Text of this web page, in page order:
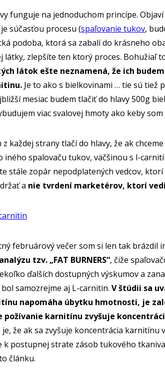
funguje na jednoduchom princípe.
súčasťou procesu (spaľovanie tukov,
podoba, ktorá sa zabalí do krásneho
látky, zlepšíte ten ktorý proces. Bohužiaľ
látok ešte neznamená, že ich
Je to ako s bielkovinami … tie sú tiež
mesiac budem tlačiť do hlavy 500g
viac svalovej hmoty ako keby
každej strany tlačí do hlavy, že ak
spalovaču tukov, väčšinou s l-
stále zopár nepodplatených vedcov,
a nie tvrdení marketérov, ktorí
februárový večer som si len tak brázdil
tzv. „FAT BURNERS“, čiže
ďalších dostupných výskumov a
samozrejme aj L-carnitin.V štúdii sa
napomáha úbytku hmotnosti, je
požívanie karnitínu zvyšuje
že ak sa zvyšuje koncentrácia karnitínu
k postupnej strate zásob tukového
článku.